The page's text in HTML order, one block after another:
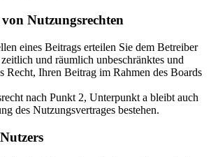
Nutzungsrechten
eines Beitrags erteilen Sie dem Betreiber
und räumlich unbeschränktes und
Recht, Ihren Beitrag im Rahmen des Boards
nach Punkt 2, Unterpunkt a bleibt auch
des Nutzungsvertrages bestehen.